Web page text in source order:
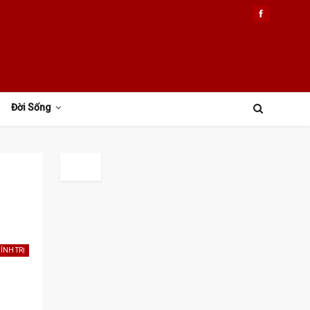
Đời Sống
TRỊ